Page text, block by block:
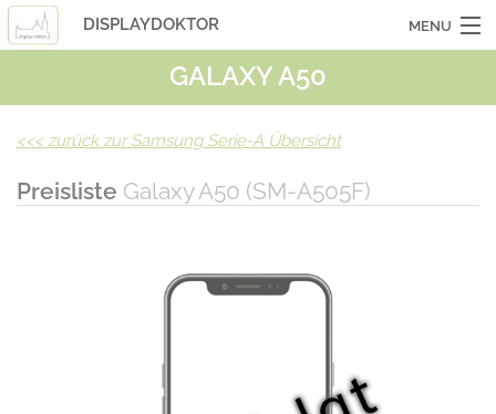
DISPLAYDOKTOR MENU
GALAXY A50
<<<zurück zur Samsung Serie-A Übersicht
Preisliste Galaxy A50 (SM-A505F)